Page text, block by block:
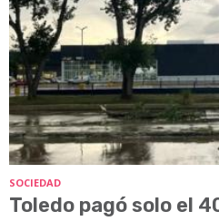
SOCIEDAD
Toledo pagó solo el